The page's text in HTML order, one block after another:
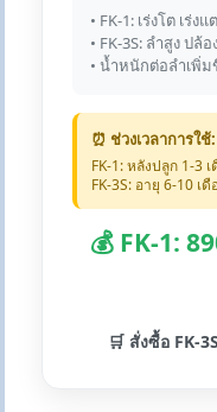
• FK-1: เร่งโต เร่
• FK-3S: ลำสูง ปล้
• น้ำหนักต่อลำเพิ่
⏰ ช่วงเวลาการใช้:
FK-1: หลังปลูก 1-3
FK-3S: อายุ 6-10 เ
💰 FK-1:
🛒 สั่งซื้อ FK-